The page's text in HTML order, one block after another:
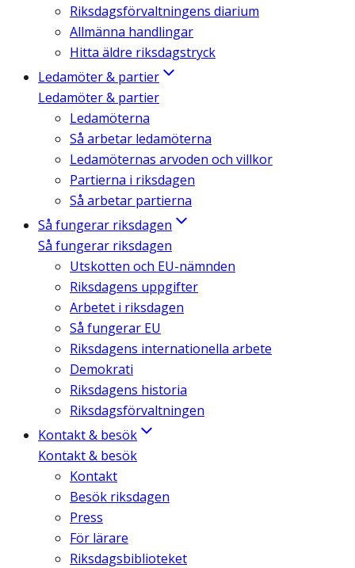
Riksdagsförvaltningens diarium
Allmänna handlingar
Hitta äldre riksdagstryck
Ledamöter & partier
Ledamöter & partier
Ledamöterna
Så arbetar ledamöterna
Ledamöternas arvoden och villkor
Partierna i riksdagen
Så arbetar partierna
Så fungerar riksdagen
Så fungerar riksdagen
Utskotten och EU-nämnden
Riksdagens uppgifter
Arbetet i riksdagen
Så fungerar EU
Riksdagens internationella arbete
Demokrati
Riksdagens historia
Riksdagsförvaltningen
Kontakt & besök
Kontakt & besök
Kontakt
Besök riksdagen
Press
För lärare
Riksdagsbiblioteket